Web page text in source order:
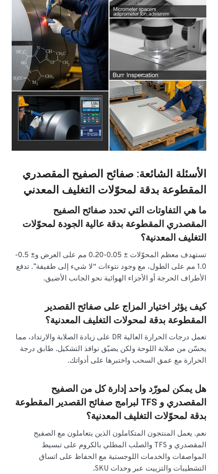
الأسئلة الشائعة: صفائح الصفيح المقصدري
المقطوعة بدقة لمحوّلات التغليف المعدني
ما هي التفاوتات التي تحدد صفائح الصفيح
المقصدري المقطوعة بدقة عالية الجودة لمحوّلات
التغليف المعدنية؟
تستهدف معظم المحوّلات ± 0.05-0.20 مم على العرض و± 0.5-
1.0 مم على الطول، مع وجود نتوءات “لا شيء إلى طفيفة”. تدفع
الأطراف الحرجة أو الأجزاء الهوائية نحو الجانب الأضيق.
كيف يؤثر اختيار المزاج على صفائح القصدير
المقطوعة بدقة لمحولات التغليف المعدنية؟
تعمل درجات الحرارة العالية DR على زيادة الصلابة والارتداد، مما
يحسّن من صلابة اللوحة ولكن يضيّق نوافذ التشكيل. طابق درجة
الحرارة مع عمق السحب واختبرها على أدواتك.
هل يمكن لمورّد واحد إدارة كل من الصفيح
المقصدري و TFS لبرامج صفائح القصدير المقطوعة
بدقة لمحوّلات التغليف المعدنية؟
نعم. يعمل المنتجون المتكاملون الذين يتعاملون مع الصفيح
المقصدري و TFS والصلب المطلي بالكروم على تبسيط
المواصفات والخدمات اللوجستية مع الحفاظ على اتساق
التشطيبات والتزييت عبر وحدات SKU.